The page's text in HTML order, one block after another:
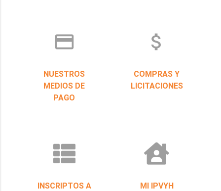
credit_card
NUESTROS
MEDIOS DE
PAGO
attach_money
COMPRAS Y
LICITACIONES
INSCRIPTOS A
MI IPVYH